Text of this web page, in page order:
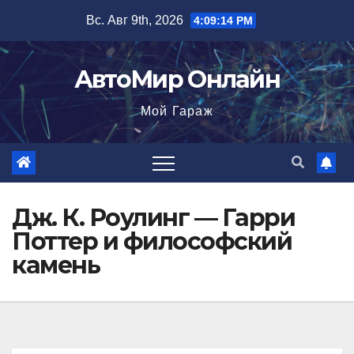
содержимому
Вс. Авг 9th, 2026 4:09:15 PM
АвтоМир Онлайн
Мой Гараж
Дж. К. Роулинг — Гарри
Поттер и философский
камень